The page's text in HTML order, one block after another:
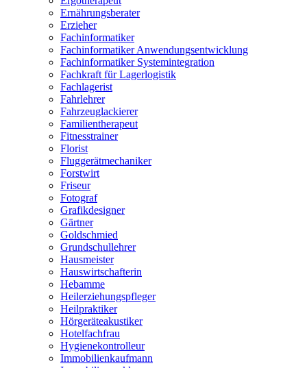
Ernährungsberater
Erzieher
Fachinformatiker
Fachinformatiker Anwendungsentwicklung
Fachinformatiker Systemintegration
Fachkraft für Lagerlogistik
Fachlagerist
Fahrlehrer
Fahrzeuglackierer
Familientherapeut
Fitnesstrainer
Florist
Fluggerätmechaniker
Forstwirt
Friseur
Fotograf
Grafikdesigner
Gärtner
Goldschmied
Grundschullehrer
Hausmeister
Hauswirtschafterin
Hebamme
Heilerziehungspfleger
Heilpraktiker
Hörgeräteakustiker
Hotelfachfrau
Hygienekontrolleur
Immobilienkaufmann